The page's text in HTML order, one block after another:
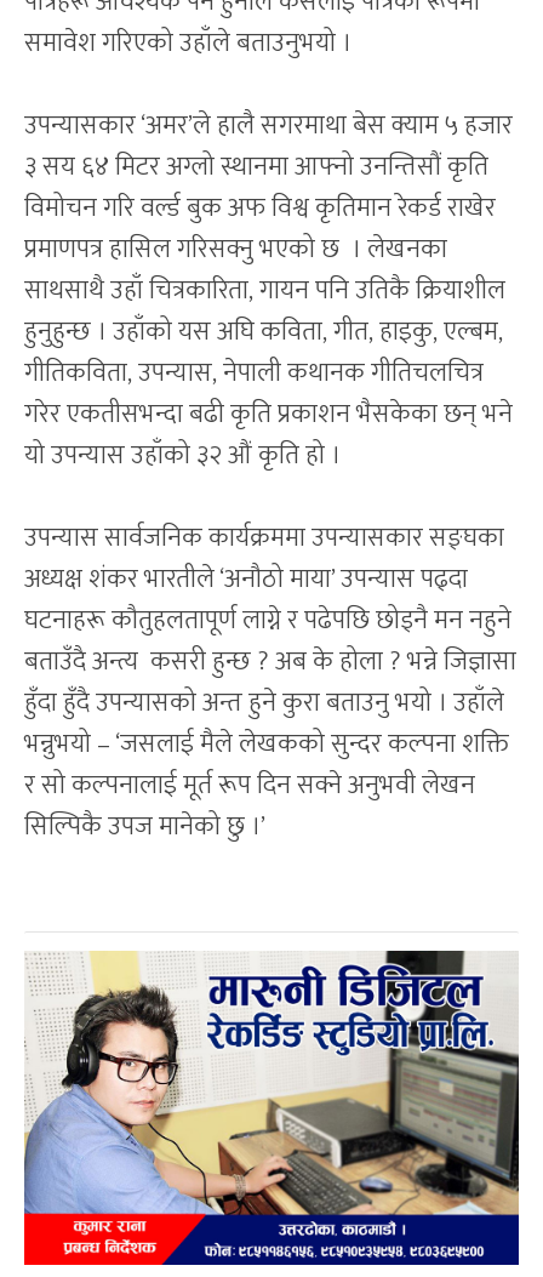
समावेश गरिएको उहाँले बताउनुभयो ।
उपन्यासकार ‘अमर’ले हालै सगरमाथा बेस क्याम ५ हजार
३ सय ६४ मिटर अग्लो स्थानमा आफ्नो उनन्तिसौं कृति
विमोचन गरि वर्ल्ड बुक अफ विश्व कृतिमान रेकर्ड राखेर
प्रमाणपत्र हासिल गरिसक्नु भएको छ । लेखनका
साथसाथै उहाँ चित्रकारिता, गायन पनि उतिकै क्रियाशील
हुनुहुन्छ । उहाँको यस अघि कविता, गीत, हाइकु, एल्बम,
गीतिकविता, उपन्यास, नेपाली कथानक गीतिचलचित्र
गरेर एकतीसभन्दा बढी कृति प्रकाशन भैसकेका छन् भने
यो उपन्यास उहाँको ३२ औं कृति हो ।
उपन्यास सार्वजनिक कार्यक्रममा उपन्यासकार सङ्घका
अध्यक्ष शंकर भारतीले ‘अनौठो माया’ उपन्यास पढ्दा
घटनाहरू कौतुहलतापूर्ण लाग्ने र पढेपछि छोड्नै मन नहुने
बताउँदै अन्त्य कसरी हुन्छ ? अब के होला ? भन्ने जिज्ञासा
हुँदा हुँदै उपन्यासको अन्त हुने कुरा बताउनु भयो । उहाँले
भन्नुभयो – ‘जसलाई मैले लेखकको सुन्दर कल्पना शक्ति
र सो कल्पनालाई मूर्त रूप दिन सक्ने अनुभवी लेखन
सिल्पिकै उपज मानेको छु ।’